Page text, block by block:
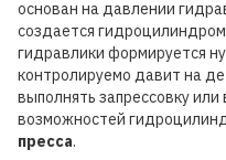
основан на давлении
создается
гидравлики формируется
контролируемо давит на
выполнять запрессовку
возможностей
пресса.